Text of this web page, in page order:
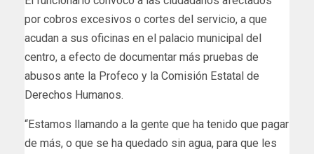
por cobros excesivos o cortes del servicio, a que
acudan a sus oficinas en el palacio municipal del
centro, a efecto de documentar más pruebas de
abusos ante la Profeco y la Comisión Estatal de
Derechos Humanos.
“Estamos llamando a la gente que ha tenido que pagar
de más, o que se ha quedado sin agua, para que les